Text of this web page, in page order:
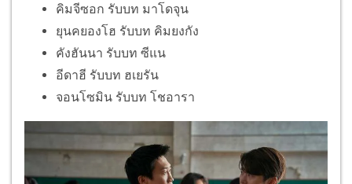
คิมจีซอก รับบท มาโดจุน
ยุนคยองโฮ รับบท คิมยงกัง
คังฮันนา รับบท ซีแน
อีดาฮี รับบท ฮเยรัน
จอนโซมิน รับบท โชอารา